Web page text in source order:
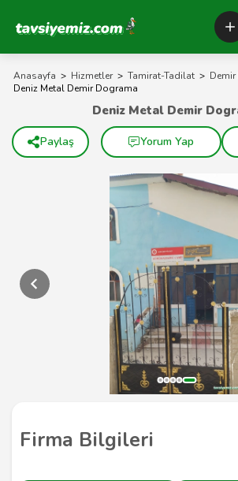
Tavsiyemiz Anasayfa
Anasayfa > Hizmetler > Tamirat-Tadilat > Demir
Deniz Metal Demir Dograma
Firma Bilgileri
Deniz Metal Demir
Paylaş Yorum Yap